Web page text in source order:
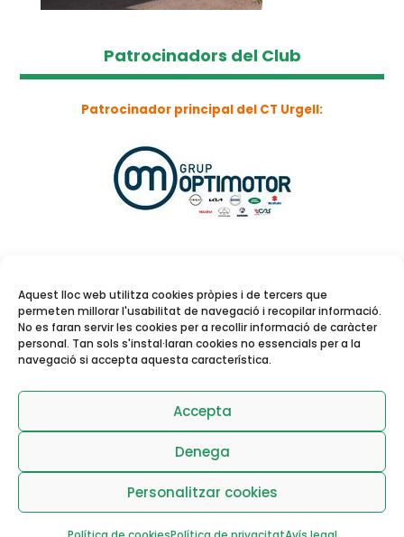
Aquest lloc web utilitza cookies pròpies i de tercers que
permeten millorar l'usabilitat de navegació i recopilar informació.
No es faran servir les cookies per a recollir informació de caràcter
personal. Tan sols s'instal·laran cookies no essencials per a la
navegació si accepta aquesta característica.
Accepta
Denega
Personalitzar cookies
Patrocinadors del Club
Patrocinador principal del CT Urgell:
activitats dirigides